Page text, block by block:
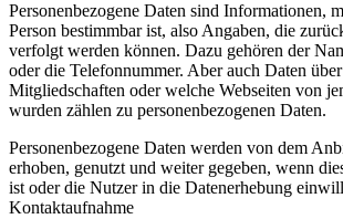
Personenbezogene Daten sind Informationen,
Person bestimmbar ist, also Angaben, die
verfolgt werden können. Dazu gehören der
oder die Telefonnummer. Aber auch Daten
Mitgliedschaften oder welche Webseiten von
wurden zählen zu personenbezogenen Daten.
Personenbezogene Daten werden von dem
erhoben, genutzt und weiter gegeben, wenn
ist oder die Nutzer in die Datenerhebung
Kontaktaufnahme